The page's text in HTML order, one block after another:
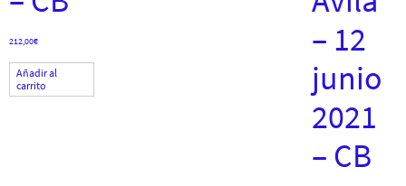
212,00€
Añadir al
carrito
– 12
junio
2021
– CB